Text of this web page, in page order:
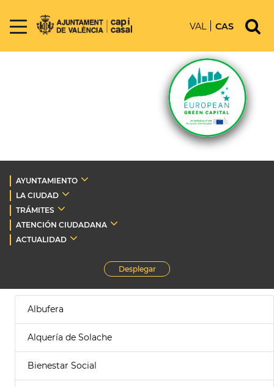
VAL CAS
AYUNTAMIENTO
LA CIUDAD
TRÁMITES
ATENCIÓN CIUDADANA
ACTUALIDAD
Desplegar
Albufera
Alquería de Solache
Bienestar Social